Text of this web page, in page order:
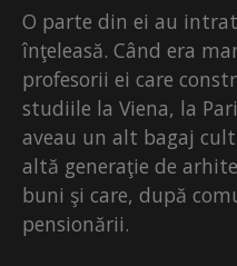
O parte din ei au
înţeleasă. Când era
profesorii ei care
studiile la Viena, la
aveau un alt bagaj
altă generaţie de
buni şi care, după
pensionării.